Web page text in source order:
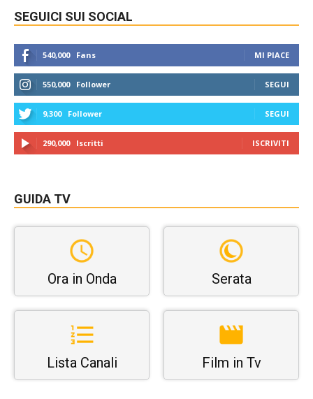
SEGUICI SUI SOCIAL
540,000 Fans MI PIACE
550,000 Follower SEGUI
9,300 Follower SEGUI
290,000 Iscritti ISCRIVITI
GUIDA TV
Ora in Onda Serata
Lista Canali Film in Tv